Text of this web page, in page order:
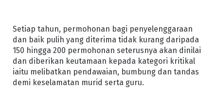
Setiap tahun, permohonan bagi penyelenggaraan
dan baik pulih yang diterima tidak kurang daripada
150 hingga 200 permohonan seterusnya akan dinilai
dan diberikan keutamaan kepada kategori kritikal
iaitu melibatkan pendawaian, bumbung dan tandas
demi keselamatan murid serta guru.